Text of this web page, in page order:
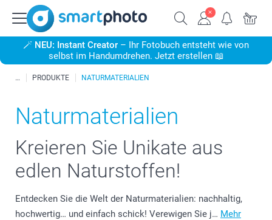
🪄 NEU: Instant Creator – Ihr Fotobuch entsteht wie von
selbst im Handumdrehen. Jetzt erstellen 📖
PRODUKTE NATURMATERIALIEN
Naturmaterialien
Kreieren Sie Unikate aus
edlen Naturstoffen!
Entdecken Sie die Welt der Naturmaterialien: nachhaltig,
hochwertig… und einfach schick! Verewigen Sie j… Mehr